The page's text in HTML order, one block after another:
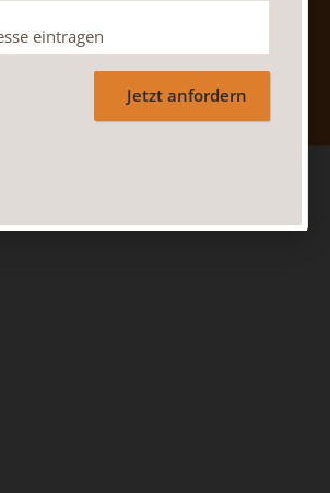
Nach oben
Jetzt anfordern